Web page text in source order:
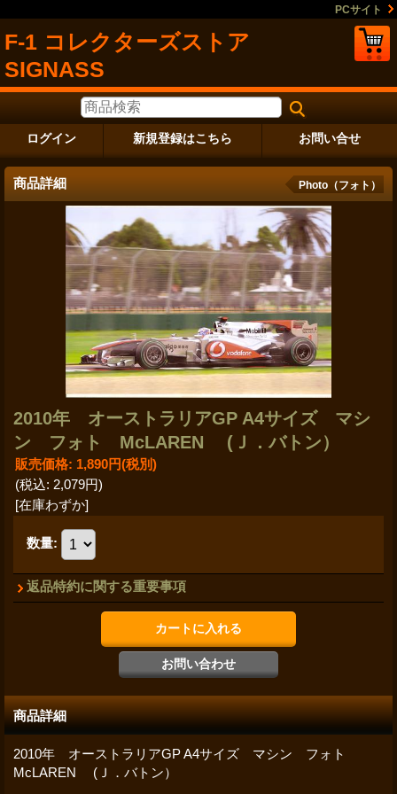
PCサイト
F-1 コレクターズストア
SIGNASS
ログイン 新規登録はこちら お問い合せ
商品詳細 Photo（フォト）
2010年 オーストラリアGP A4サイズ マシ
ン フォト McLAREN (Ｊ．バトン）
販売価格: 1,890円(税別)
(税込: 2,079円)
[在庫わずか]
数量:
返品特約に関する重要事項
商品詳細
2010年 オーストラリアGP A4サイズ マシン フォト
McLAREN (Ｊ．バトン）